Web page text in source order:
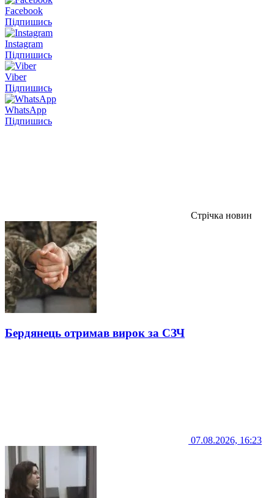
Facebook
Підпишись
Instagram
Підпишись
Viber
Підпишись
WhatsApp
Підпишись
Стрічка новин
Бердянець отримав вирок за СЗЧ
07.08.2026, 16:23